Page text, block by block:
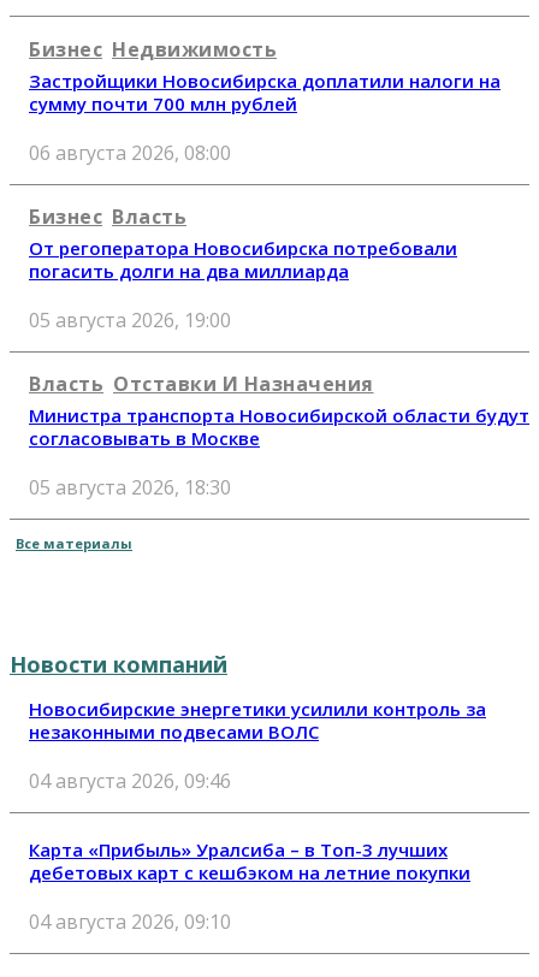
Бизнес Недвижимость
Застройщики Новосибирска доплатили налоги на
сумму почти 700 млн рублей
06 августа 2026, 08:00
Бизнес Власть
От регоператора Новосибирска потребовали
погасить долги на два миллиарда
05 августа 2026, 19:00
Власть Отставки И Назначения
Министра транспорта Новосибирской области будут
согласовывать в Москве
05 августа 2026, 18:30
Все материалы
Новости компаний
Новосибирские энергетики усилили контроль за
незаконными подвесами ВОЛС
04 августа 2026, 09:46
Карта «Прибыль» Уралсиба – в Топ-3 лучших
дебетовых карт с кешбэком на летние покупки
04 августа 2026, 09:10